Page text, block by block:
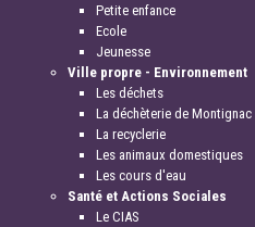
Petite enfance
Ecole
Jeunesse
Ville propre - Environnement
Les déchets
La déchèterie de Montignac
La recyclerie
Les animaux domestiques
Les cours d'eau
Santé et Actions Sociales
Le CIAS